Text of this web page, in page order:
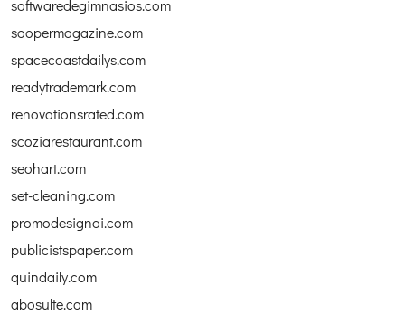
softwaredegimnasios.com
soopermagazine.com
spacecoastdailys.com
readytrademark.com
renovationsrated.com
scoziarestaurant.com
seohart.com
set-cleaning.com
promodesignai.com
publicistspaper.com
quindaily.com
abosulte.com